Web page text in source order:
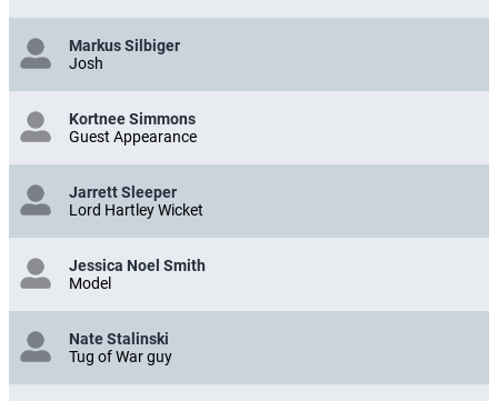
Markus Silbiger
Josh
Kortnee Simmons
Guest Appearance
Jarrett Sleeper
Lord Hartley Wicket
Jessica Noel Smith
Model
Nate Stalinski
Tug of War guy